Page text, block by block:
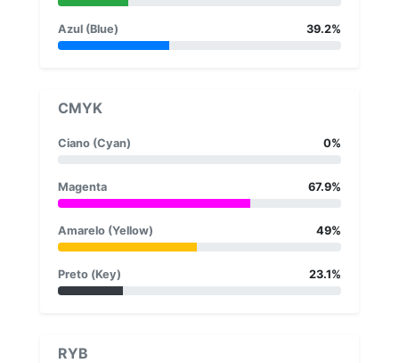
Azul (Blue) 39.2%
CMYK
Ciano (Cyan) 0%
Magenta 67.9%
Amarelo (Yellow) 49%
Preto (Key) 23.1%
RYB